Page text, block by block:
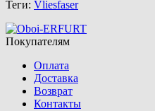
Теги: Vliesfaser
Покупателям
Оплата
Доставка
Возврат
Контакты